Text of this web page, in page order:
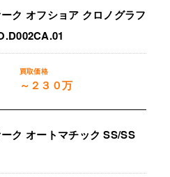
ク オフショア クロノグラフ
～２３０万
ク オートマチック SS/SS